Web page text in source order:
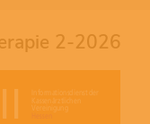
2-2026